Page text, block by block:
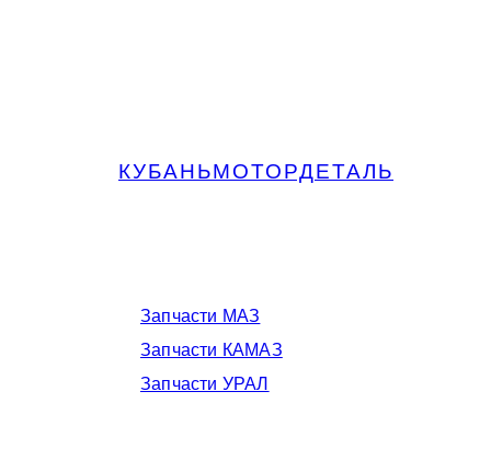
КУБАНЬМОТОРДЕТАЛЬ
Запчасти МАЗ
Запчасти КАМАЗ
Запчасти УРАЛ